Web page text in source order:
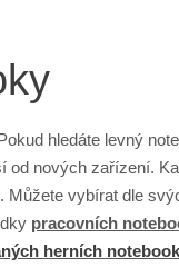
hledáte levný
od nových zařízení.
vybírat dle
pracovních
herních